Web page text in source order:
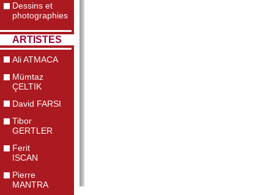
Dessins et
photographies
ARTISTES
Ali ATMACA
Mümtaz
ÇELTIK
David FARSI
Tibor
GERTLER
Ferit
ISCAN
Pierre
MANTRA